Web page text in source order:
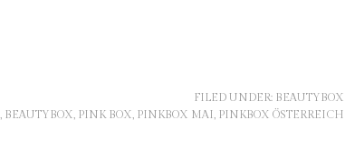
FILED UNDER: BEAUTYBOX
, BEAUTYBOX, PINK BOX, PINKBOX MAI, PINKBOX ÖSTERREICH